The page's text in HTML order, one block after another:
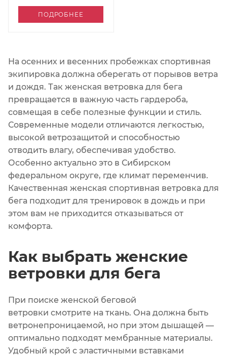
ПОДРОБНЕЕ
На осенних и весенних пробежках спортивная
экипировка должна оберегать от порывов ветра
и дождя. Так женская ветровка для бега
превращается в важную часть гардероба,
совмещая в себе полезные функции и стиль.
Современные модели отличаются легкостью,
высокой ветрозащитой и способностью
отводить влагу, обеспечивая удобство.
Особенно актуально это в Сибирском
федеральном округе, где климат переменчив.
Качественная женская спортивная ветровка для
бега подходит для тренировок в дождь и при
этом вам не приходится отказываться от
комфорта.
Как выбрать женские
ветровки для бега
При поиске женской беговой
ветровки смотрите на ткань. Она должна быть
ветронепроницаемой, но при этом дышащей —
оптимально подходят мембранные материалы.
Удобный крой с эластичными вставками